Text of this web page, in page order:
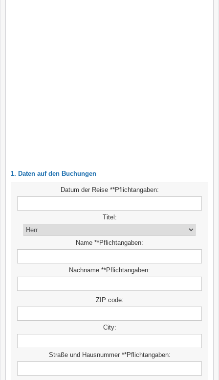
1. Daten auf den Buchungen
Datum der Reise **Pflichtangaben:
Titel:
Name **Pflichtangaben:
Nachname **Pflichtangaben:
ZIP code:
City:
Straße und Hausnummer **Pflichtangaben: